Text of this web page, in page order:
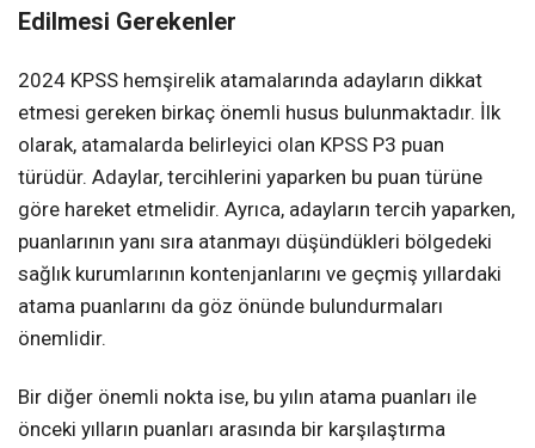
Edilmesi Gerekenler
2024 KPSS hemşirelik atamalarında adayların dikkat
etmesi gereken birkaç önemli husus bulunmaktadır. İlk
olarak, atamalarda belirleyici olan KPSS P3 puan
türüdür. Adaylar, tercihlerini yaparken bu puan türüne
göre hareket etmelidir. Ayrıca, adayların tercih yaparken,
puanlarının yanı sıra atanmayı düşündükleri bölgedeki
sağlık kurumlarının kontenjanlarını ve geçmiş yıllardaki
atama puanlarını da göz önünde bulundurmaları
önemlidir.
Bir diğer önemli nokta ise, bu yılın atama puanları ile
önceki yılların puanları arasında bir karşılaştırma